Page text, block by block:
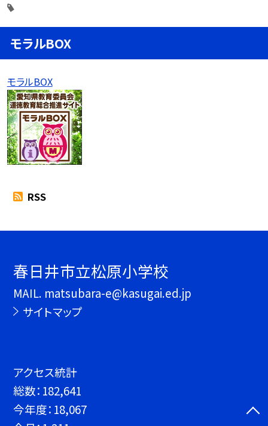
モラルBOX
モラルBOX
RSS
春日井市立松原小学校
MAIL. matsubara-e@kasugai.ed.jp
サイトマップ
アクセス統計
総数： 182,641
今年度： 18,067